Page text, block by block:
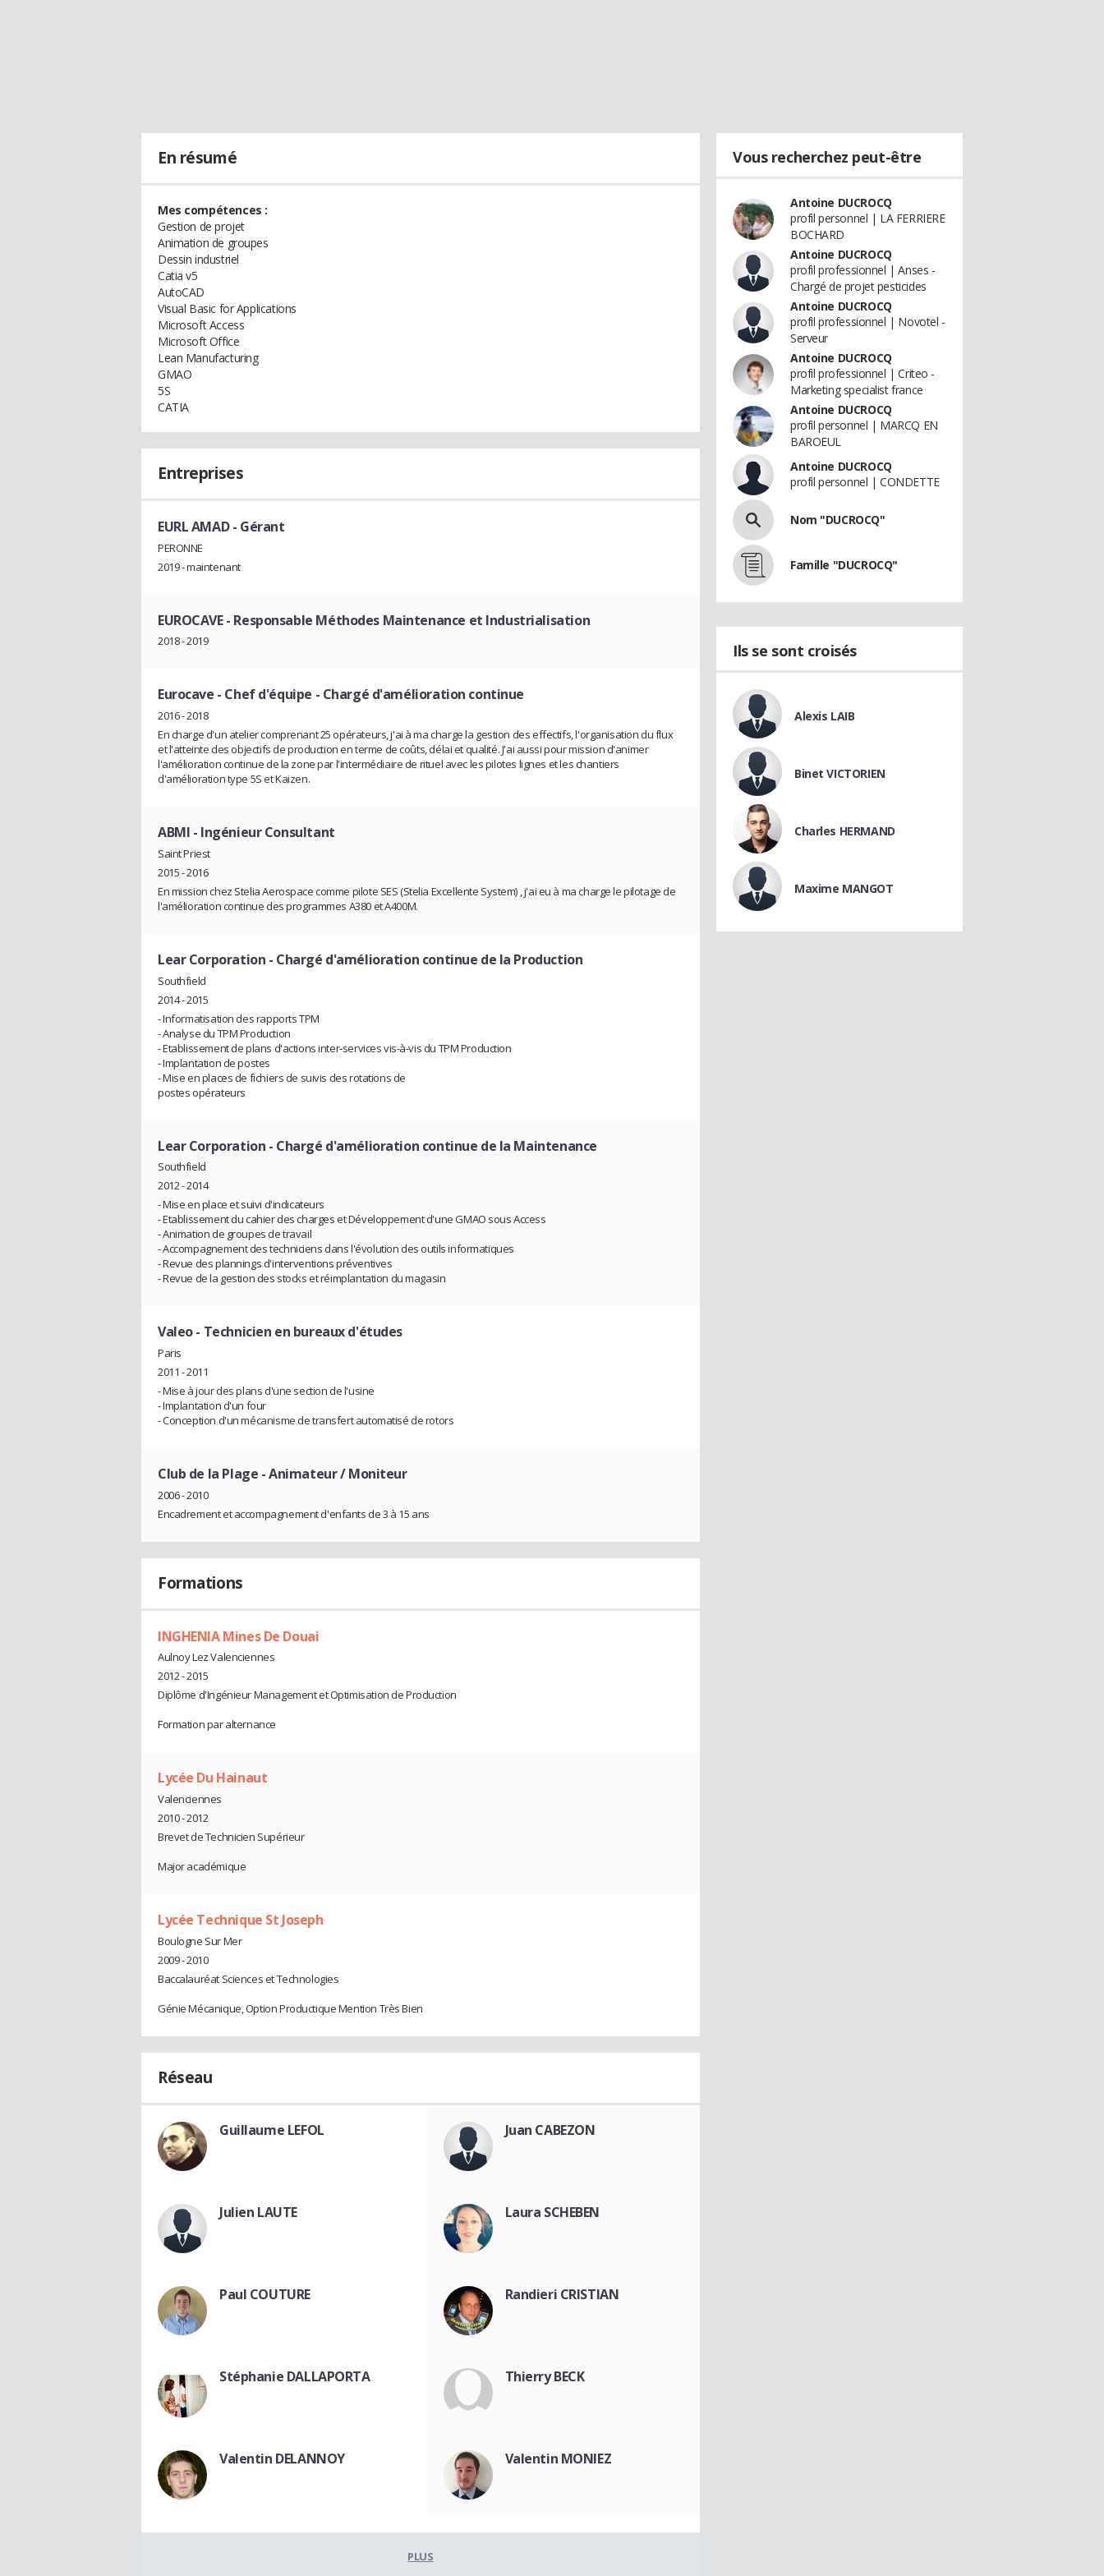
En résumé
Mes compétences :
Gestion de projet
Animation de groupes
Dessin industriel
Catia v5
AutoCAD
Visual Basic for Applications
Microsoft Access
Microsoft Office
Lean Manufacturing
GMAO
5S
CATIA
Entreprises
EURL AMAD- Gérant
PERONNE
2019 - maintenant
EUROCAVE- Responsable Méthodes Maintenance et Industrialisation
2018 - 2019
Eurocave - Chef d'équipe - Chargé d'amélioration continue
2016 - 2018
En charge d'un atelier comprenant 25 opérateurs, j'ai à ma charge la gestion des effectifs, l'organisation du flux
et l'atteinte des objectifs de production en terme de coûts, délai et qualité. J'ai aussi pour mission d'animer
l'amélioration continue de la zone par l'intermédiaire de rituel avec les pilotes lignes et les chantiers
d'amélioration type 5S et Kaizen.
ABMI - Ingénieur Consultant
Saint Priest
2015 - 2016
En mission chez Stelia Aerospace comme pilote SES (Stelia Excellente System) , j'ai eu à ma charge le pilotage de
l'amélioration continue des programmes A380 et A400M.
Lear Corporation - Chargé d'amélioration continue de la Production
Southfield
2014 - 2015
- Informatisation des rapports TPM
- Analyse du TPM Production
- Etablissement de plans d'actions inter-services vis-à-vis du TPM Production
- Implantation de postes
- Mise en places de fichiers de suivis des rotations de
postes opérateurs
Lear Corporation - Chargé d'amélioration continue de la Maintenance
Southfield
2012 - 2014
- Mise en place et suivi d'indicateurs
- Etablissement du cahier des charges et Développement d'une GMAO sous Access
- Animation de groupes de travail
- Accompagnement des techniciens dans l'évolution des outils informatiques
- Revue des plannings d'interventions préventives
- Revue de la gestion des stocks et réimplantation du magasin
Valeo- Technicien en bureaux d'études
Paris
2011 - 2011
- Mise à jour des plans d'une section de l'usine
- Implantation d'un four
- Conception d'un mécanisme de transfert automatisé de rotors
Club de la Plage - Animateur / Moniteur
2006 - 2010
Encadrement et accompagnement d'enfants de 3 à 15 ans
Formations
INGHENIA Mines De Douai
Aulnoy Lez Valenciennes
2012 - 2015
Diplôme d'Ingénieur Management et Optimisation de Production
Formation par alternance
Lycée Du Hainaut
Valenciennes
2010 - 2012
Brevet de Technicien Supérieur
Major académique
Lycée Technique St Joseph
Boulogne Sur Mer
2009 - 2010
Baccalauréat Sciences et Technologies
Génie Mécanique, Option Productique Mention Très Bien
Réseau
Guillaume LEFOL Juan CABEZON
Julien LAUTE Laura SCHEBEN
Paul COUTURE Randieri CRISTIAN
Stéphanie DALLAPORTA Thierry BECK
Valentin DELANNOY Valentin MONIEZ
PLUS
Vous recherchez peut-être
Antoine DUCROCQ
profil personnel | LA FERRIERE
BOCHARD
Antoine DUCROCQ
profil professionnel | Anses -
Chargé de projet pesticides
Antoine DUCROCQ
profil professionnel | Novotel -
Serveur
Antoine DUCROCQ
profil professionnel | Criteo -
Marketing specialist france
Antoine DUCROCQ
profil personnel | MARCQ EN
BAROEUL
Antoine DUCROCQ
profil personnel | CONDETTE
Nom "DUCROCQ"
Famille "DUCROCQ"
Ils se sont croisés
Alexis LAIB
Binet VICTORIEN
Charles HERMAND
Maxime MANGOT